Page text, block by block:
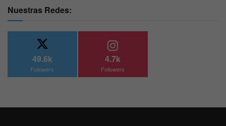
Nuestras Redes:
49.6k
Followers
4.7k
Followers